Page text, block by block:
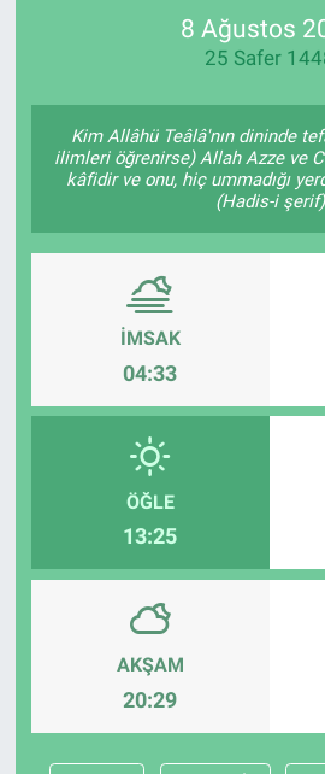
8 Ağustos
25 Safer
Kim Allâhü Teâlâ'nın dininde
ilimleri öğrenirse) Allah Azze ve
kâfidir ve onu, hiç ummadığı
(Hadis-i şerif)
İMSAK
04:33
ÖĞLE
13:25
AKŞAM
20:29
RESMİ İLANLAR